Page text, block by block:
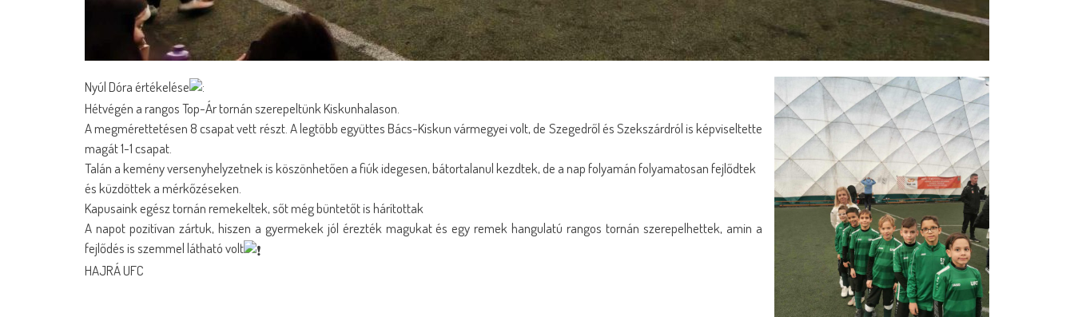
Nyúl Dóra értékelése
:
Hétvégén a rangos Top-Ár tornán szerepeltünk Kiskunhalason.
A megmérettetésen 8 csapat vett részt. A legtöbb együttes Bács-Kiskun vármegyei volt, de Szegedről és Szekszárdról is képviseltette
magát 1-1 csapat.
Talán a kemény versenyhelyzetnek is köszönhetően a fiúk idegesen, bátortalanul kezdtek, de a nap folyamán folyamatosan fejlődtek
és küzdöttek a mérkőzéseken.
Kapusaink egész tornán remekeltek, sőt még büntetőt is hárítottak
A napot pozitívan zártuk, hiszen a gyermekek jól érezték magukat és egy remek hangulatú rangos tornán szerepelhettek, amin a
fejlődés is szemmel látható volt
HAJRÁ UFC